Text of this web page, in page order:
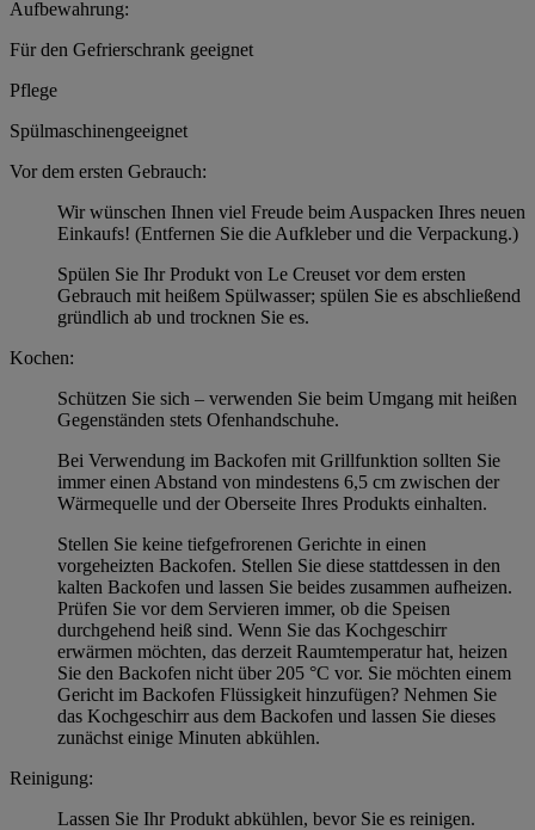
Aufbewahrung:
Für den Gefrierschrank geeignet
Pflege
Spülmaschinengeeignet
Vor dem ersten Gebrauch:
Wir wünschen Ihnen viel Freude beim Auspacken Ihres neuen
Einkaufs! (Entfernen Sie die Aufkleber und die Verpackung.)
Spülen Sie Ihr Produkt von Le Creuset vor dem ersten
Gebrauch mit heißem Spülwasser; spülen Sie es abschließend
gründlich ab und trocknen Sie es.
Kochen:
Schützen Sie sich – verwenden Sie beim Umgang mit heißen
Gegenständen stets Ofenhandschuhe.
Bei Verwendung im Backofen mit Grillfunktion sollten Sie
immer einen Abstand von mindestens 6,5 cm zwischen der
Wärmequelle und der Oberseite Ihres Produkts einhalten.
Stellen Sie keine tiefgefrorenen Gerichte in einen
vorgeheizten Backofen. Stellen Sie diese stattdessen in den
kalten Backofen und lassen Sie beides zusammen aufheizen.
Prüfen Sie vor dem Servieren immer, ob die Speisen
durchgehend heiß sind. Wenn Sie das Kochgeschirr
erwärmen möchten, das derzeit Raumtemperatur hat, heizen
Sie den Backofen nicht über 205 °C vor. Sie möchten einem
Gericht im Backofen Flüssigkeit hinzufügen? Nehmen Sie
das Kochgeschirr aus dem Backofen und lassen Sie dieses
zunächst einige Minuten abkühlen.
Reinigung:
Lassen Sie Ihr Produkt abkühlen, bevor Sie es reinigen.